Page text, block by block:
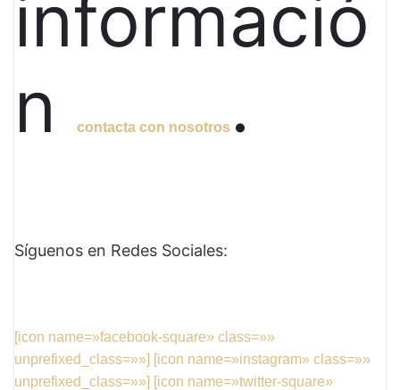
informació
n
contacta con nosotros .
Síguenos en Redes Sociales:
[icon name=»facebook-square» class=»»
unprefixed_class=»»] [icon name=»instagram» class=»»
unprefixed_class=»»] [icon name=»twitter-square»